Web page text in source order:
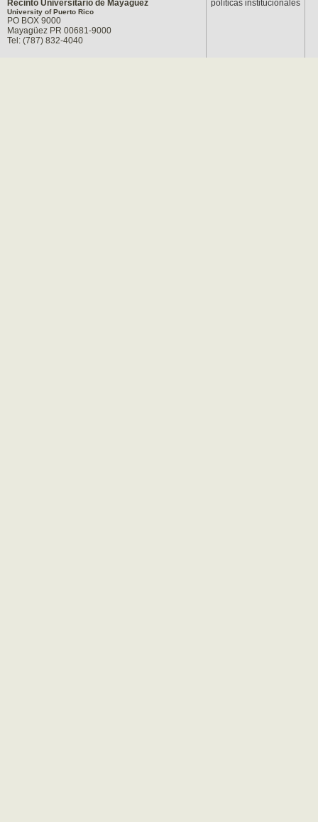
Recinto Universitario de Mayagüez
University of Puerto Rico
PO BOX 9000
Mayagüez PR 00681-9000
Tel: (787) 832-4040
políticas institucionales